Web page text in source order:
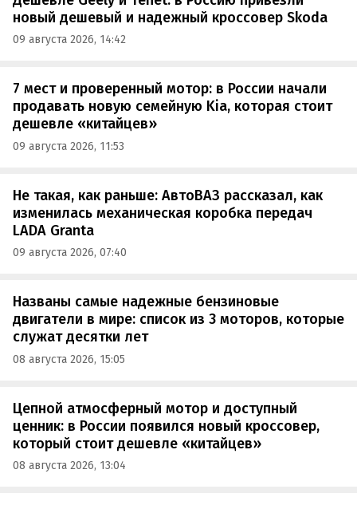
новый дешевый и надежный кроссовер Skoda
09 августа 2026, 14:42
7 мест и проверенный мотор: в России начали
продавать новую семейную Kia, которая стоит
дешевле «китайцев»
09 августа 2026, 11:53
Не такая, как раньше: АвтоВАЗ рассказал, как
изменилась механическая коробка передач
LADA Granta
09 августа 2026, 07:40
Названы самые надежные бензиновые
двигатели в мире: список из 3 моторов, которые
служат десятки лет
08 августа 2026, 15:05
Цепной атмосферный мотор и доступный
ценник: в России появился новый кроссовер,
который стоит дешевле «китайцев»
08 августа 2026, 13:04